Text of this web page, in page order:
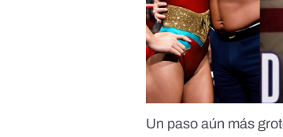
Un paso aún más